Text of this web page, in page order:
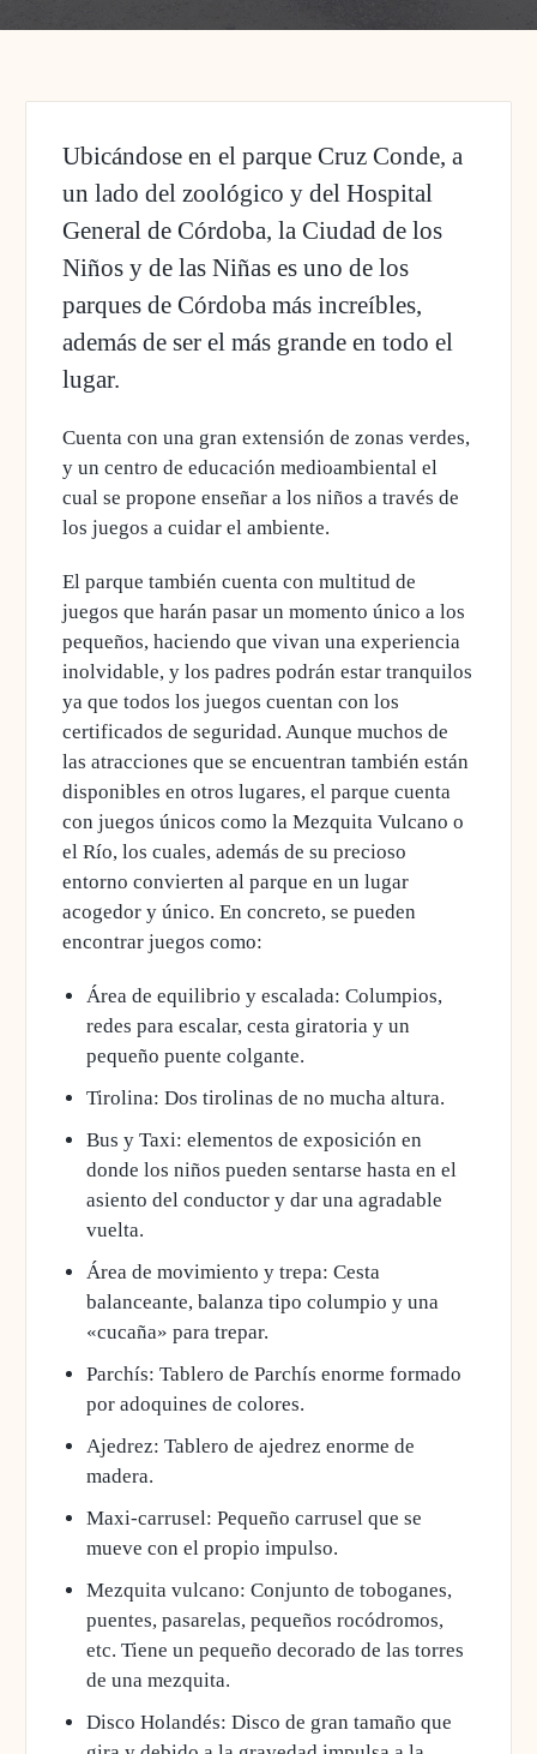
Ubicándose en el parque Cruz Conde, a
un lado del zoológico y del Hospital
General de Córdoba, la Ciudad de los
Niños y de las Niñas es uno de los
parques de Córdoba más increíbles,
además de ser el más grande en todo el
lugar.
Cuenta con una gran extensión de zonas verdes,
y un centro de educación medioambiental el
cual se propone enseñar a los niños a través de
los juegos a cuidar el ambiente.
El parque también cuenta con multitud de
juegos que harán pasar un momento único a los
pequeños, haciendo que vivan una experiencia
inolvidable, y los padres podrán estar tranquilos
ya que todos los juegos cuentan con los
certificados de seguridad. Aunque muchos de
las atracciones que se encuentran también están
disponibles en otros lugares, el parque cuenta
con juegos únicos como la Mezquita Vulcano o
el Río, los cuales, además de su precioso
entorno convierten al parque en un lugar
acogedor y único. En concreto, se pueden
encontrar juegos como:
Área de equilibrio y escalada: Columpios,
redes para escalar, cesta giratoria y un
pequeño puente colgante.
Tirolina: Dos tirolinas de no mucha altura.
Bus y Taxi: elementos de exposición en
donde los niños pueden sentarse hasta en el
asiento del conductor y dar una agradable
vuelta.
Área de movimiento y trepa: Cesta
balanceante, balanza tipo columpio y una
«cucaña» para trepar.
Parchís: Tablero de Parchís enorme formado
por adoquines de colores.
Ajedrez: Tablero de ajedrez enorme de
madera.
Maxi-carrusel: Pequeño carrusel que se
mueve con el propio impulso.
Mezquita vulcano: Conjunto de toboganes,
puentes, pasarelas, pequeños rocódromos,
etc. Tiene un pequeño decorado de las torres
de una mezquita.
Disco Holandés: Disco de gran tamaño que